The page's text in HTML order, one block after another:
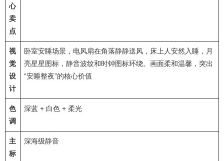
心
卖
点
视
觉
设
计
卧室安睡场景，电风扇在角落静静送风，床上人安然入睡，月
亮星星图标，静音波纹和时钟图标环绕。画面柔和温馨，突出
“安睡整夜”的核心价值
色
调
深蓝 + 白色 + 柔光
主
标
深海级静音